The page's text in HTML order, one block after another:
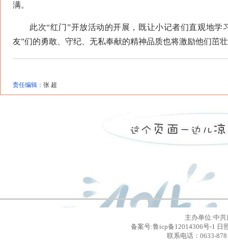
满。
此次“红门”开放活动的开展，既让小记者们直观地学
友”们的勇敢、守纪、无私奉献的精神品质也将激励他们茁
责任编辑： 张 超
主办单位:中
备案号:鲁icp备12014306号-1
联系电话：0633-